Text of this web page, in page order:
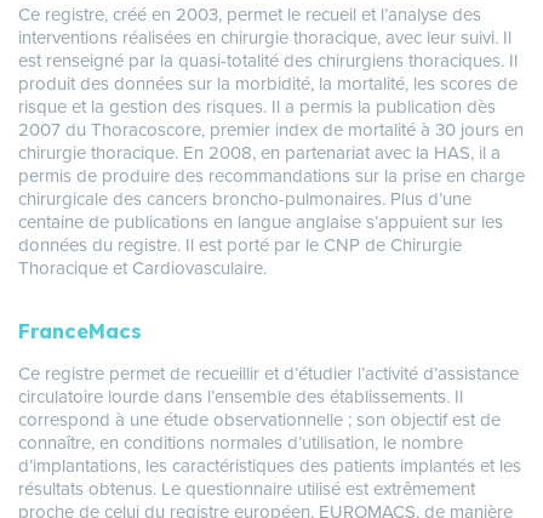
Ce registre, créé en 2003, permet le recueil et l’analyse des
interventions réalisées en chirurgie thoracique, avec leur suivi. Il
est renseigné par la quasi-totalité des chirurgiens thoraciques. Il
produit des données sur la morbidité, la mortalité, les scores de
risque et la gestion des risques. Il a permis la publication dès
2007 du Thoracoscore, premier index de mortalité à 30 jours en
chirurgie thoracique. En 2008, en partenariat avec la HAS, il a
permis de produire des recommandations sur la prise en charge
chirurgicale des cancers broncho-pulmonaires. Plus d’une
centaine de publications en langue anglaise s’appuient sur les
données du registre. Il est porté par le CNP de Chirurgie
Thoracique et Cardiovasculaire.
FranceMacs
Ce registre permet de recueillir et d’étudier l’activité d’assistance
circulatoire lourde dans l’ensemble des établissements. Il
correspond à une étude observationnelle ; son objectif est de
connaître, en conditions normales d’utilisation, le nombre
d’implantations, les caractéristiques des patients implantés et les
résultats obtenus. Le questionnaire utilisé est extrêmement
proche de celui du registre européen, EUROMACS, de manière